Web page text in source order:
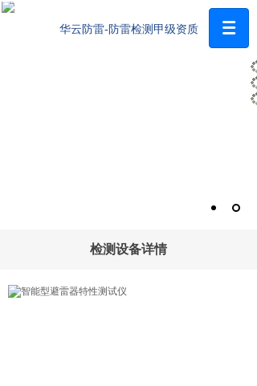
华云防雷-防雷检测甲级资质
检测设备详情